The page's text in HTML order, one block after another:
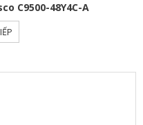
C9500-48Y4C-A